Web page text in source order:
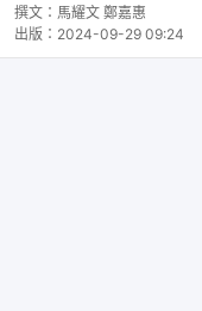
撰文： 馬耀文 鄭嘉惠
出版： 2024-09-29 09:24